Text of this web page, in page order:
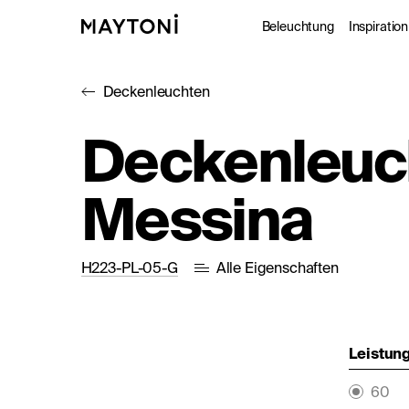
Beleuchtung
Studio
Inspiration
Deckenleuchten
Messina
H223-PL-05-G Alle Eigenschaften
60